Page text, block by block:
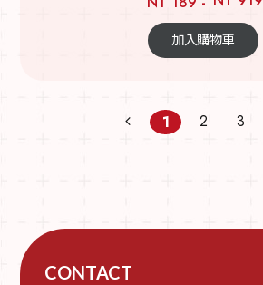
加入購物車
1 2 3
CONTACT